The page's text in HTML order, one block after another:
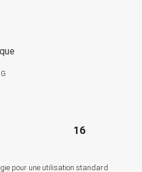
16
pour une utilisation standard